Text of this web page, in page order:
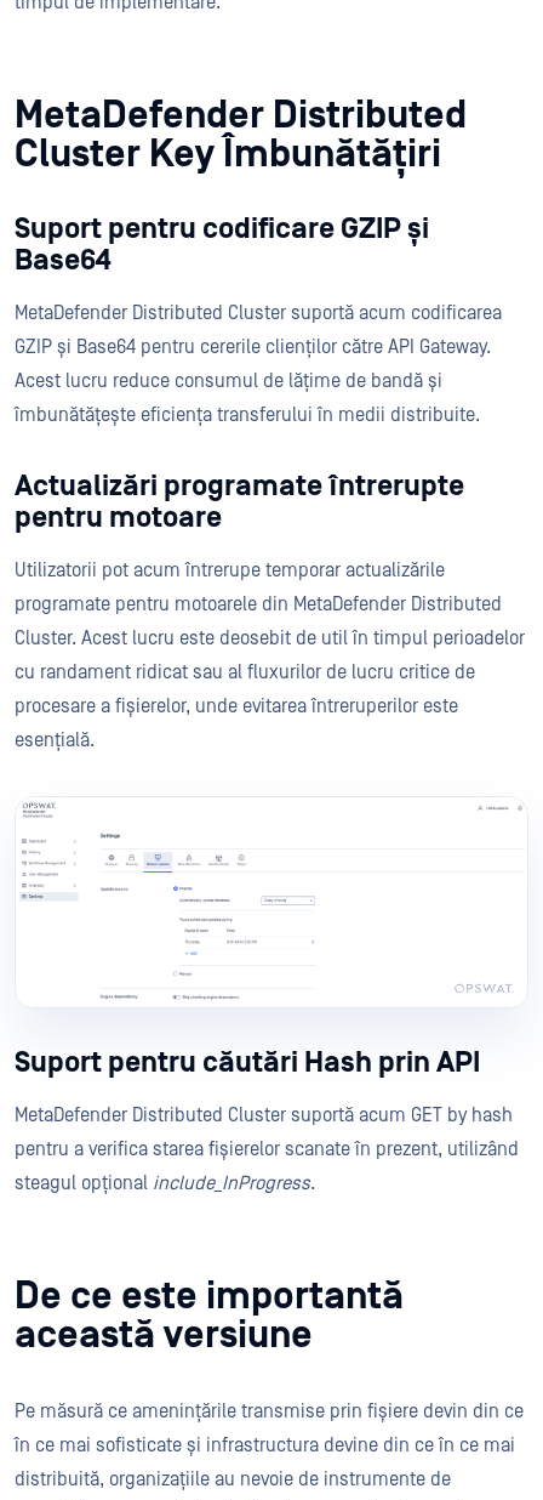
MetaDefender Distributed
Cluster Key Îmbunătățiri
Suport pentru codificare GZIP și
Base64
MetaDefender Distributed Cluster suportă acum codificarea
GZIP și Base64 pentru cererile clienților către API Gateway.
Acest lucru reduce consumul de lățime de bandă și
îmbunătățește eficiența transferului în medii distribuite.
Actualizări programate întrerupte
pentru motoare
Utilizatorii pot acum întrerupe temporar actualizările
programate pentru motoarele din MetaDefender Distributed
Cluster. Acest lucru este deosebit de util în timpul perioadelor
cu randament ridicat sau al fluxurilor de lucru critice de
procesare a fișierelor, unde evitarea întreruperilor este
esențială.
Suport pentru căutări Hash prin API
MetaDefender Distributed Cluster suportă acum GET by hash
pentru a verifica starea fișierelor scanate în prezent, utilizând
steagul opțional include_InProgress.
De ce este importantă
această versiune
Pe măsură ce amenințările transmise prin fișiere devin din ce
în ce mai sofisticate și infrastructura devine din ce în ce mai
distribuită, organizațiile au nevoie de instrumente de